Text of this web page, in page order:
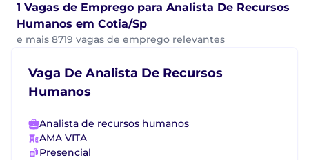
1 Vagas de Emprego para Analista De Recursos
Humanos em Cotia/Sp
e mais 8719 vagas de emprego relevantes
Vaga De Analista De Recursos
Humanos
Analista de recursos humanos
AMA VITA
Presencial